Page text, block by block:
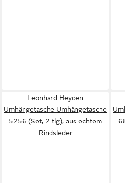
Leonhard Heyden
Umhängetasche Umhängetasche
5256 (Set, 2-tlg), aus echtem
Rindsleder